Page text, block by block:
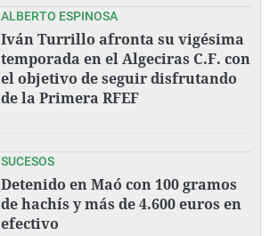
ALBERTO ESPINOSA
Iván Turrillo afronta su vigésima
temporada en el Algeciras C.F. con
el objetivo de seguir disfrutando
de la Primera RFEF
SUCESOS
Detenido en Maó con 100 gramos
de hachís y más de 4.600 euros en
efectivo